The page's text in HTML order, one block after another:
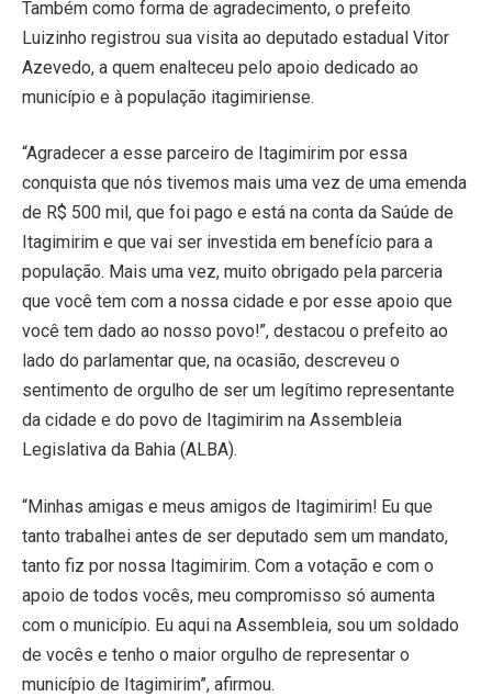
Também como forma de agradecimento, o prefeito
Luizinho registrou sua visita ao deputado estadual Vitor
Azevedo, a quem enalteceu pelo apoio dedicado ao
município e à população itagimiriense.
“Agradecer a esse parceiro de Itagimirim por essa
conquista que nós tivemos mais uma vez de uma emenda
de R$ 500 mil, que foi pago e está na conta da Saúde de
Itagimirim e que vai ser investida em benefício para a
população. Mais uma vez, muito obrigado pela parceria
que você tem com a nossa cidade e por esse apoio que
você tem dado ao nosso povo!”, destacou o prefeito ao
lado do parlamentar que, na ocasião, descreveu o
sentimento de orgulho de ser um legítimo representante
da cidade e do povo de Itagimirim na Assembleia
Legislativa da Bahia (ALBA).
“Minhas amigas e meus amigos de Itagimirim! Eu que
tanto trabalhei antes de ser deputado sem um mandato,
tanto fiz por nossa Itagimirim. Com a votação e com o
apoio de todos vocês, meu compromisso só aumenta
com o município. Eu aqui na Assembleia, sou um soldado
de vocês e tenho o maior orgulho de representar o
município de Itagimirim”, afirmou.